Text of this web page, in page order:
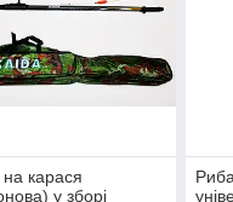
на карася
у зборі